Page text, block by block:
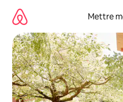
directement
contenu
Mettre